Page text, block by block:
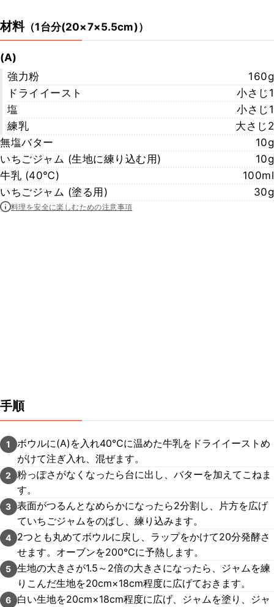
材料（1台分(20×7×5.5cm)）
(A)
強力粉
160g
ドライイースト
小さじ1
塩
小さじ1
練乳
大さじ2
無塩バター
10g
いちごジャム (生地に練り込む用)
10g
牛乳 (40℃)
100ml
いちごジャム (塗る用)
30g
料理を安全に楽しむための注意事項
手順
1
ボウルに(A)を入れ40℃に温めた牛乳をドライイーストめ
がけて注ぎ入れ、混ぜます。
2
粉っぽさがなくなったら台に出し、バターを加えてこねま
す。
3 表面がつるんとなめらかになったら2分割し、片方を広げ
ていちごジャムをのばし、練り込みます。
4
2つとも丸めてボウルに戻し、ラップをかけて20分発酵さ
せます。オーブンを200℃に予熱します。
5 生地の大きさが1.5～2倍の大きさになったら、ジャムを練
りこんだ生地を20cm×18cm程度に広げておきます。
6
白い生地を20cm×18cm程度に広げ、ジャムを塗り、ジャ